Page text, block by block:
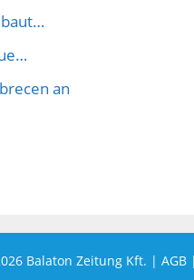
an
Balaton Zeitung Kft. | AGB |